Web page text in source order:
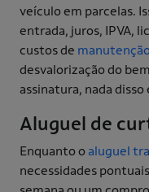
veículo em parcelas.
entrada, juros, IPVA,
custos de
desvalorização do
assinatura, nada disso
Aluguel de
Enquanto o aluguel
necessidades